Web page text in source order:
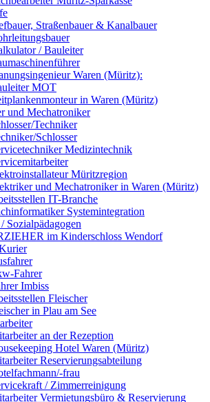
Straßenbauer & Kanalbauer
/ Bauleiter
Waren (Müritz):
MOT
in Waren (Müritz)
und Mechatroniker
Techniker
Schlosser
Medizintechnik
Müritzregion
und Mechatroniker in Waren (Müritz)
IT-Branche
Systemintegration
Sozialpädagogen
im Kinderschloss Wendorf
Fahrer
Imbiss
Fleischer
in Plau am See
an der Rezeption
Hotel Waren (Müritz)
Reservierungsabteilung
frau
/ Zimmerreinigung
Vermietungsbüro & Reservierung